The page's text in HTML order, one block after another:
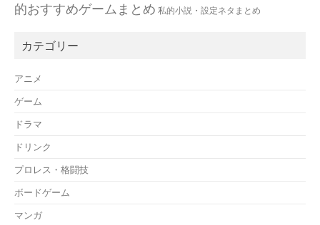
的おすすめゲームまとめ 私的小説・設定ネタまとめ
カテゴリー
アニメ
ゲーム
ドラマ
ドリンク
プロレス・格闘技
ボードゲーム
マンガ